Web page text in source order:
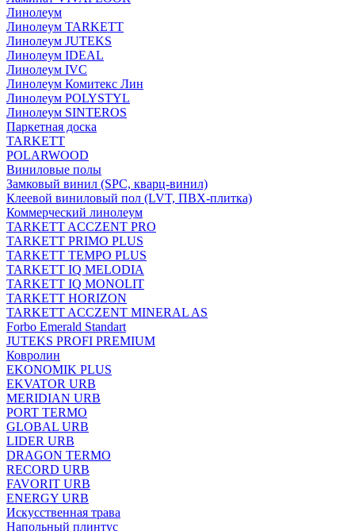
Линолеум
Линолеум TARKETT
Линолеум JUTEKS
Линолеум IDEAL
Линолеум IVC
Линолеум Комитекс Лин
Линолеум POLYSTYL
Линолеум SINTEROS
Паркетная доска
TARKETT
POLARWOOD
Виниловые полы
Замковый винил (SPC, кварц-винил)
Клеевой виниловый пол (LVT, ПВХ-плитка)
Коммерческий линолеум
TARKETT ACCZENT PRO
TARKETT PRIMO PLUS
TARKETT TEMPO PLUS
TARKETT IQ MELODIA
TARKETT IQ MONOLIT
TARKETT HORIZON
TARKETT ACCZENT MINERAL AS
Forbo Emerald Standart
JUTEKS PROFI PREMIUM
Ковролин
EKONOMIK PLUS
EKVATOR URB
MERIDIAN URB
PORT TERMO
GLOBAL URB
LIDER URB
DRAGON TERMO
RECORD URB
FAVORIT URB
ENERGY URB
Искусственная трава
Напольный плинтус